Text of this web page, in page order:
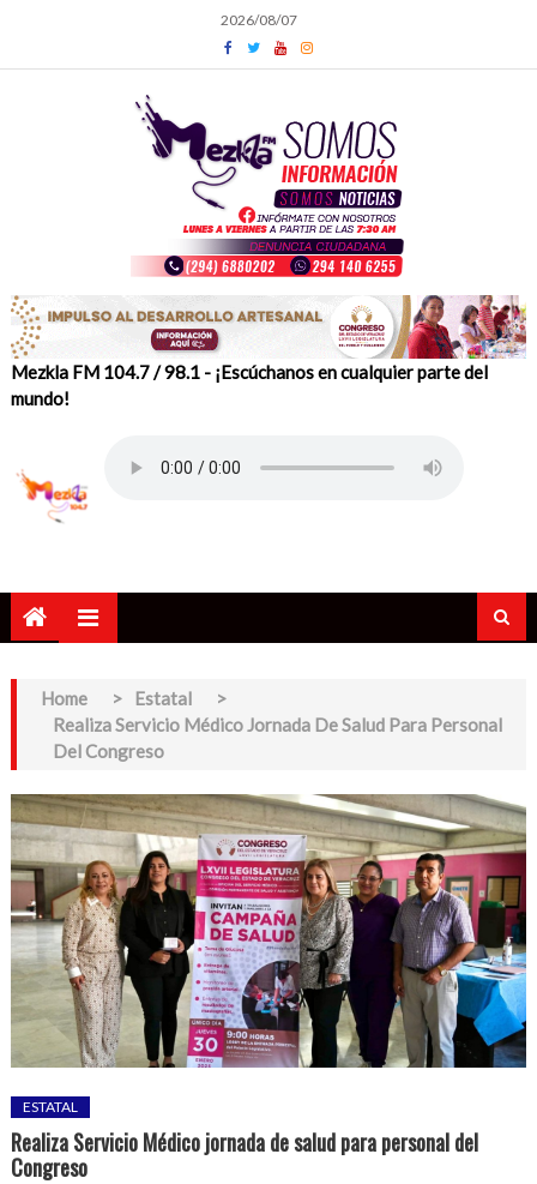
content
2026/08/07
Mezkla FM 104.7 / 98.1 - ¡Escúchanos en cualquier parte del
mundo!
Home > Estatal
>
Realiza Servicio Médico Jornada De Salud Para Personal
Del Congreso
ESTATAL
Realiza Servicio Médico jornada de salud para personal del
Congreso